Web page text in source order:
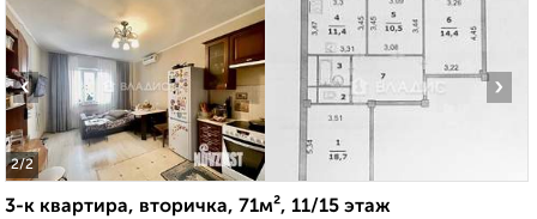
2/2
‹ ›
3-к квартира, вторичка, 71м², 11/15 этаж